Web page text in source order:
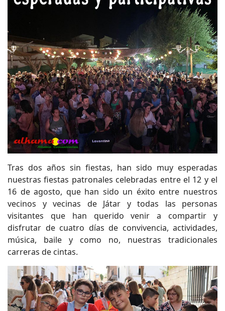
Tras dos años sin fiestas, han sido muy esperadas
nuestras fiestas patronales celebradas entre el 12 y el
16 de agosto, que han sido un éxito entre nuestros
vecinos y vecinas de Játar y todas las personas
visitantes que han querido venir a compartir y
disfrutar de cuatro días de convivencia, actividades,
música, baile y como no, nuestras tradicionales
carreras de cintas.